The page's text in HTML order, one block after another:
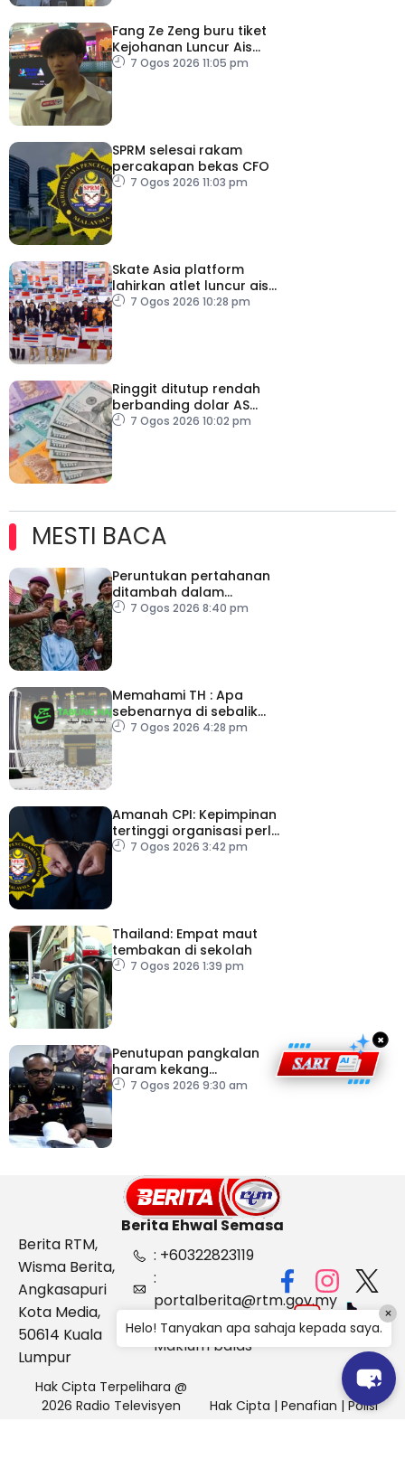
Fang Ze Zeng buru tiket
Kejohanan Luncur Ais
Dunia 2027
7 Ogos 2026 11:05 pm
SPRM selesai rakam
percakapan bekas CFO
7 Ogos 2026 11:03 pm
Skate Asia platform
lahirkan atlet luncur ais
negara
7 Ogos 2026 10:28 pm
Ringgit ditutup rendah
berbanding dolar AS
menjelang pengumuman
7 Ogos 2026 10:02 pm
MESTI BACA
Peruntukan pertahanan
ditambah dalam
Belanjawan 2027
7 Ogos 2026 8:40 pm
Memahami TH : Apa
sebenarnya di sebalik
angka
7 Ogos 2026 4:28 pm
Amanah CPI: Kepimpinan
tertinggi organisasi perlu
pacu reformasi radikal
7 Ogos 2026 3:42 pm
Thailand: Empat maut
tembakan di sekolah
7 Ogos 2026 1:39 pm
Penutupan pangkalan
haram kekang
penyeludupan di
7 Ogos 2026 9:30 am
×
Berita Ehwal Semasa
Berita RTM,
Wisma Berita,
Angkasapuri
Kota Media,
50614 Kuala
Lumpur
: +60322823119
:
portalberita@rtm.gov.my
: Aduan &
Maklum balas
Hak Cipta Terpelihara @
2026 Radio Televisyen
Hak Cipta | Penafian | Polisi
Helo! Tanyakan apa sahaja kepada saya.
×